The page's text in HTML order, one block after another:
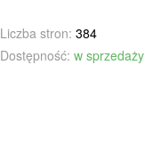
Liczba stron: 384
Dostępność: w sprzedaży